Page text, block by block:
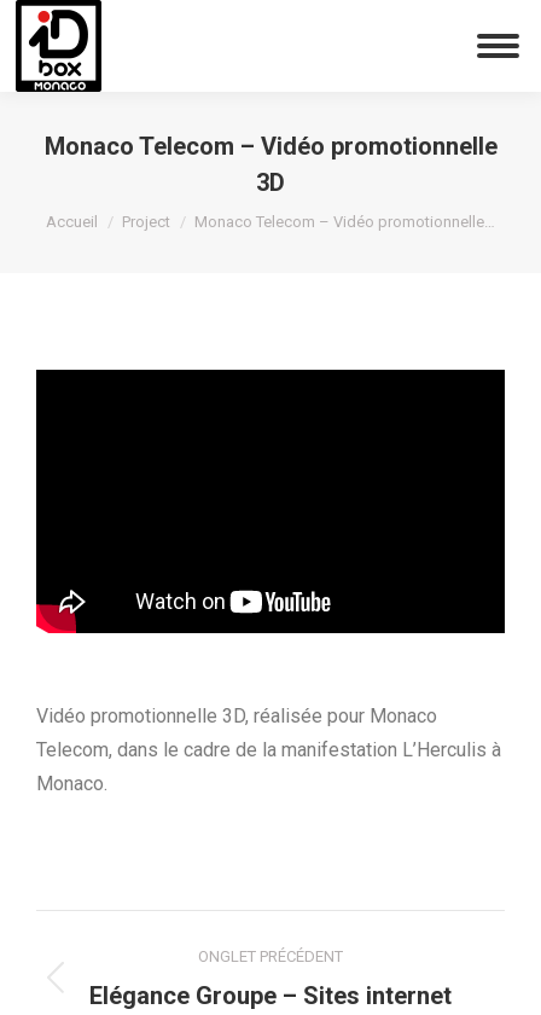
Monaco Telecom – Vidéo promotionnelle
3D
Vous êtes ici :
Accueil Project Monaco Telecom – Vidéo promotionnelle…
Vidéo promotionnelle 3D, réalisée pour Monaco
Telecom, dans le cadre de la manifestation L’Herculis à
Monaco.
de
ONGLET PRÉCÉDENT
Onglet
Elégance Groupe – Sites internet